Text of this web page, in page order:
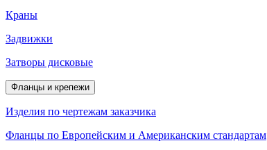
Краны
Задвижки
Затворы дисковые
Фланцы и крепежи
Изделия по чертежам заказчика
Фланцы по Европейским и Американским стандартам